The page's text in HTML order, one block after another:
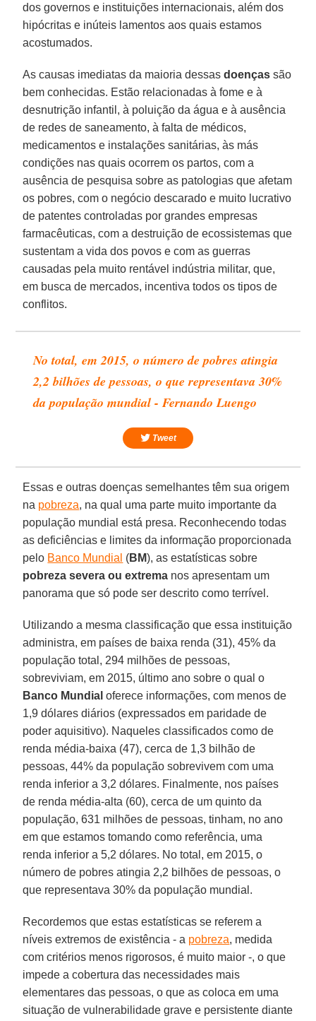
dos governos e instituições internacionais, além dos
hipócritas e inúteis lamentos aos quais estamos
acostumados.
As causas imediatas da maioria dessasdoenças são
bem conhecidas. Estão relacionadas à fome e à
desnutrição infantil, à poluição da água e à ausência
de redes de saneamento, à falta de médicos,
medicamentos e instalações sanitárias, às más
condições nas quais ocorrem os partos, com a
ausência de pesquisa sobre as patologias que afetam
os pobres, com o negócio descarado e muito lucrativo
de patentes controladas por grandes empresas
farmacêuticas, com a destruição de ecossistemas que
sustentam a vida dos povos e com as guerras
causadas pela muito rentável indústria militar, que,
em busca de mercados, incentiva todos os tipos de
conflitos.
No total, em 2015, o número de pobres atingia
2,2 bilhões de pessoas, o que representava 30%
da população mundial - Fernando Luengo
Tweet
Essas e outras doenças semelhantes têm sua origem
na pobreza, na qual uma parte muito importante da
população mundial está presa. Reconhecendo todas
as deficiências e limites da informação proporcionada
pelo Banco Mundial (BM), as estatísticas sobre
pobreza severa ou extrema nos apresentam um
panorama que só pode ser descrito como terrível.
Utilizando a mesma classificação que essa instituição
administra, em países de baixa renda (31), 45% da
população total, 294 milhões de pessoas,
sobreviviam, em 2015, último ano sobre o qual o
Banco Mundial oferece informações, com menos de
1,9 dólares diários (expressados em paridade de
poder aquisitivo). Naqueles classificados como de
renda média-baixa (47), cerca de 1,3 bilhão de
pessoas, 44% da população sobrevivem com uma
renda inferior a 3,2 dólares. Finalmente, nos países
de renda média-alta (60), cerca de um quinto da
população, 631 milhões de pessoas, tinham, no ano
em que estamos tomando como referência, uma
renda inferior a 5,2 dólares. No total, em 2015, o
número de pobres atingia 2,2 bilhões de pessoas, o
que representava 30% da população mundial.
Recordemos que estas estatísticas se referem a
níveis extremos de existência - a pobreza, medida
com critérios menos rigorosos, é muito maior -, o que
impede a cobertura das necessidades mais
elementares das pessoas, o que as coloca em uma
situação de vulnerabilidade grave e persistente diante